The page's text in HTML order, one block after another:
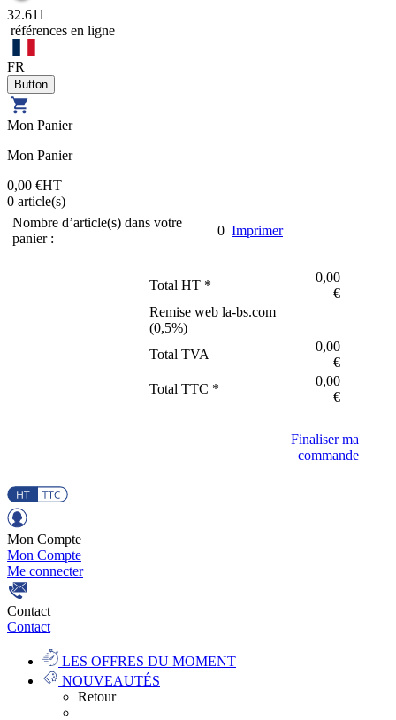
32.611
références en ligne
FR
Mon Panier
Mon Panier
0,00 €HT
0 article(s)
Nombre d’article(s) dans votre
panier :
0 Imprimer
Total HT *
0,00
€
Remise web la-bs.com
(0,5%)
Total TVA
0,00
€
Total TTC *
0,00
€
Finaliser ma
commande
Mon Compte
Mon Compte
Me connecter
Contact
Contact
LES OFFRES DU MOMENT
NOUVEAUTÉS
Retour